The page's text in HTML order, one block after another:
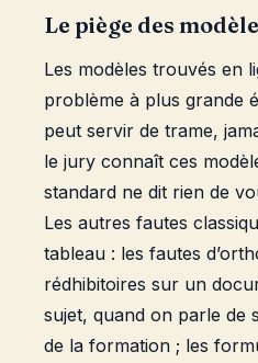
Le piège des
Les modèles trouvés en
problème à plus grande
peut servir de trame,
le jury connaît ces
standard ne dit rien de
Les autres fautes
tableau : les fautes
rédhibitoires sur un
sujet, quand on parle de
de la formation ; les